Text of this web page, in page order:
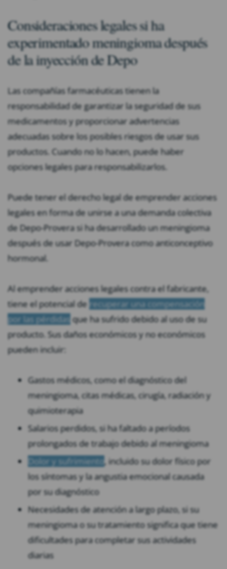
Consideraciones legales si ha
experimentado meningioma después
de la inyección de Depo
Las compañías farmacéuticas tienen la
responsabilidad de garantizar la seguridad de sus
medicamentos y proporcionar advertencias
adecuadas sobre los posibles riesgos de usar sus
productos. Cuando no lo hacen, puede haber
opciones legales para responsabilizarlos.
Puede tener el derecho legal de emprender acciones
legales en forma de unirse a una demanda colectiva
de Depo-Provera si ha desarrollado un meningioma
después de usar Depo-Provera como anticonceptivo
hormonal.
Al emprender acciones legales contra el fabricante,
tiene el potencial de recuperar una compensación
por las pérdidas que ha sufrido debido al uso de su
producto. Sus daños económicos y no económicos
pueden incluir:
Gastos médicos, como el diagnóstico del
meningioma, citas médicas, cirugía, radiación y
quimioterapia
Salarios perdidos, si ha faltado a períodos
prolongados de trabajo debido al meningioma
Dolor y sufrimiento , incluido su dolor físico por
los síntomas y la angustia emocional causada
por su diagnóstico
Necesidades de atención a largo plazo, si su
meningioma o su tratamiento significa que tiene
dificultades para completar sus actividades
diarias